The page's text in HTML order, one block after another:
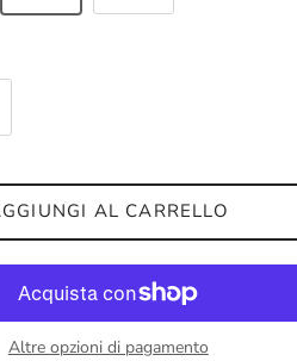
AL CARRELLO
Altre opzioni di pagamento